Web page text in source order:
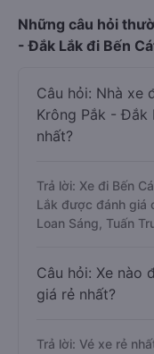
Những câu hỏi
- Đắk Lắk đi Bến
Câu hỏi: Nhà xe
Krông Pắk - Đắk
nhất?
Trả lời: Xe đi Bến
Lắk được đánh giá
Loan Sáng, Tuấn
Câu hỏi: Xe nào
giá rẻ nhất?
Trả lời: Vé xe rẻ